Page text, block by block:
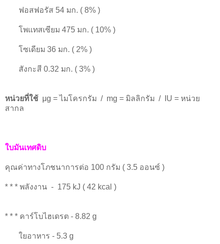
ฟอสฟอรัส 54 มก. ( 8% )
โพแทสเซียม 475 มก. ( 10% )
โซเดียม 36 มก. ( 2% )
สังกะสี 0.32 มก. ( 3% )
หน่วยที่ใช้ μg = ไมโครกรัม / mg = มิลลิกรัม / IU = หน่วย
สากล
ใบมันเทศดิบ
คุณค่าทางโภชนาการต่อ 100 กรัม ( 3.5 ออนซ์ )
* * * พลังงาน - 175 kJ ( 42 kcal )
* * * คาร์โบไฮเดรต - 8.82 g
ใยอาหาร - 5.3 g